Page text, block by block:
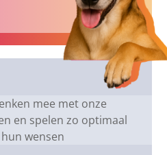
mee met onze
en spelen zo optimaal
wensen